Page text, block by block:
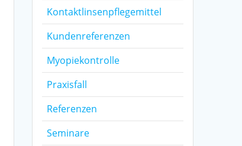
Kontaktlinsenpflegemittel
Kundenreferenzen
Myopiekontrolle
Praxisfall
Referenzen
Seminare